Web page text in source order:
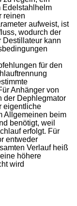
Edelstahlhelm
reinen
aufweist, ist
wodurch der
Destillateur kann
für den
Anhänger von
der Dephlegmator
eigentliche
Allgemeinen beim
benötigt, weil
erfolgt. Für
entweder
Verlauf heiß
höhere
wird